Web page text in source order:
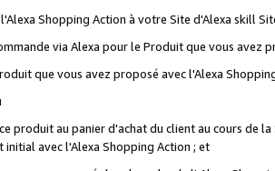
Shopping Action à votre Site d'Alexa skill
via Alexa pour le Produit que vous avez
que vous avez proposé avec l'Alexa
produit au panier d'achat du client au cours de
initial avec l'Alexa Shopping Action ; et